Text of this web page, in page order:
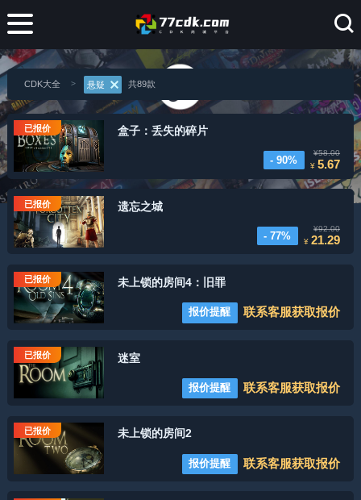
CDK大全 悬疑 共89款
已报价 盒子：丢失的碎片
- 90%
¥58.00
¥5.67
已报价 遗忘之城
- 77%
¥92.00
¥21.29
已报价 未上锁的房间4：旧罪
报价提醒 联系客服获取报价
已报价 迷室
报价提醒 联系客服获取报价
已报价 未上锁的房间2
报价提醒 联系客服获取报价